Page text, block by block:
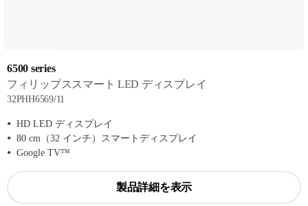
6500 series
フィリップススマート LED ディスプレイ
32PHH6569/11
HD LED ディスプレイ
80 cm（32 インチ）スマートディスプレイ
Google TV™
製品詳細を表示